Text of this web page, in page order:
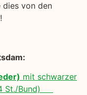
dies von den
mit schwarzer
St./Bund)